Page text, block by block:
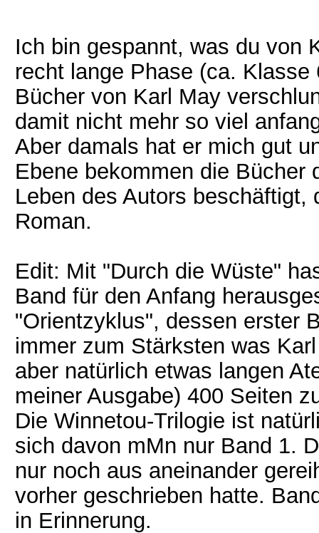
Ich bin gespannt, was du von
recht lange Phase (ca.
Bücher von Karl May
damit nicht mehr so viel
Aber damals hat er mich gut
Ebene bekommen die Bücher
Leben des Autors
Roman.
Edit: Mit "Durch die Wüste"
Band für den Anfang
"Orientzyklus", dessen erster
immer zum Stärksten was
aber natürlich etwas langen
meiner Ausgabe) 400 Seiten
Die Winnetou-Trilogie ist
sich davon mMn nur Band 1.
nur noch aus aneinander
vorher geschrieben hatte.
in Erinnerung.